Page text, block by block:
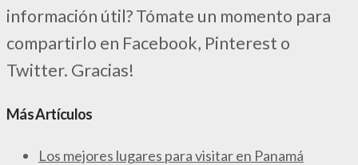
información útil? Tómate un momento para
compartirlo en Facebook, Pinterest o
Twitter. Gracias!
Más Artículos
Los mejores lugares para visitar en Panamá